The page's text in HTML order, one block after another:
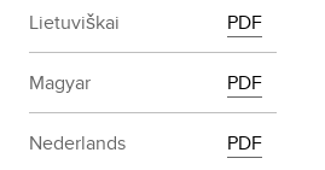
Lietuviškai PDF
Magyar PDF
Nederlands PDF